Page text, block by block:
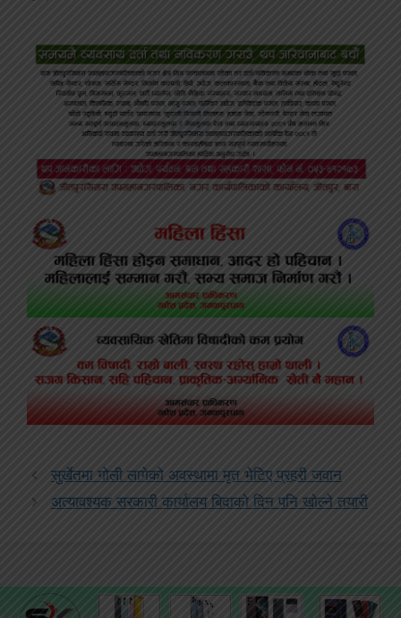
सुर्खेतमा गोली लागेको अवस्थामा मृत भेटिए प्रहरी जवान
अत्यावश्यक सरकारी कार्यालय बिदाको दिन पनि खोल्ने तयारी